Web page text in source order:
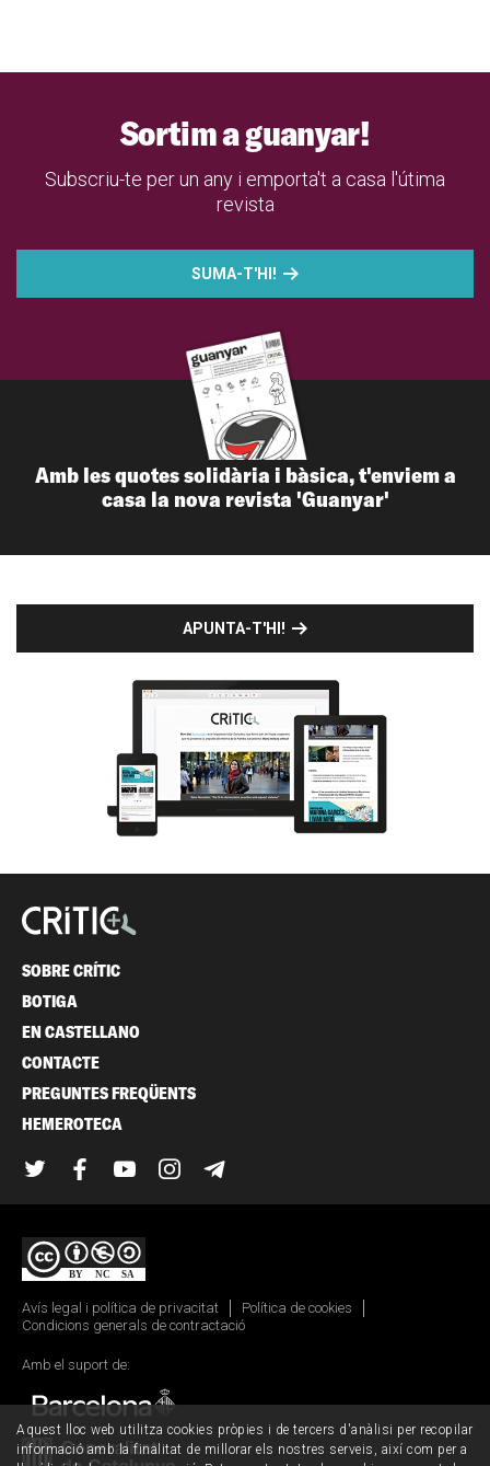
Sortim a guanyar!
Subscriu-te per un any i emporta't a casa l'útima
revista
SUMA-T'HI!
Amb les quotes solidària i bàsica, t'enviem a
casa la nova revista 'Guanyar'
APUNTA-T'HI!
SOBRE CRÍTIC
BOTIGA
EN CASTELLANO
CONTACTE
PREGUNTES FREQÜENTS
HEMEROTECA
TwitterFacebook
YouTubeInstagram
Avís legal i política de privacitat
Política de cookies
Condicions generals de contractació
Amb el suport de:
Aquest lloc web utilitza cookies pròpies i de tercers d'anàlisi per recopilar
informació amb la finalitat de millorar els nostres serveis, així com per a